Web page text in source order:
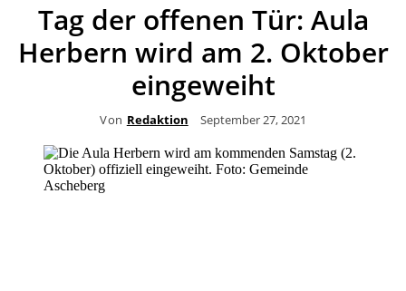
Tag der offenen Tür: Aula
Herbern wird am 2. Oktober
eingeweiht
Von Redaktion September 27, 2021